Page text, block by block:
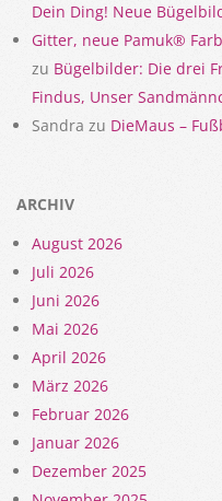
Dein Ding! Neue
Gitter, neue Pamuk®
zu Bügelbilder: Die drei
Findus, Unser
Sandra zu DieMaus –
ARCHIV
August 2026
Juli 2026
Juni 2026
Mai 2026
April 2026
März 2026
Februar 2026
Januar 2026
Dezember 2025